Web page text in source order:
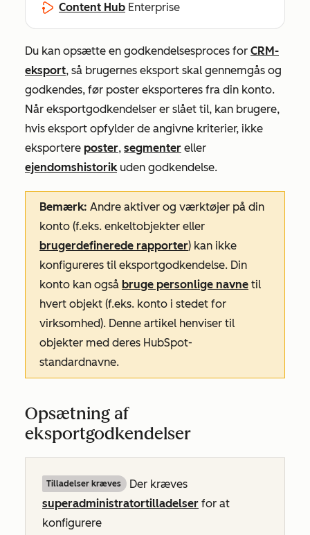
Content Hub Enterprise
Du kan opsætte en godkendelsesproces for CRM-
eksport, så brugernes eksport skal gennemgås og
godkendes, før poster eksporteres fra din konto.
Når eksportgodkendelser er slået til, kan brugere,
hvis eksport opfylder de angivne kriterier, ikke
eksportere poster, segmenter eller
ejendomshistorikuden godkendelse.
Bemærk: Andre aktiver og værktøjer på din
konto (f.eks. enkeltobjekter eller
brugerdefinerede rapporter) kan ikke
konfigureres til eksportgodkendelse. Din
konto kan også bruge personlige navne til
hvert objekt (f.eks. konto i stedet for
virksomhed). Denne artikel henviser til
objekter med deres HubSpot-
standardnavne.
Opsætning af
eksportgodkendelser
Tilladelser kræves
Der kræves
superadministratortilladelser for at
konfigurere